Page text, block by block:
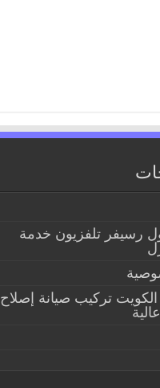
رسيفر تلفزيون خدمة
تركيب صيانة إصلاح